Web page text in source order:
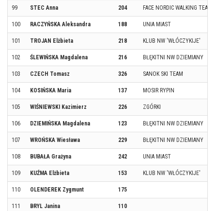
99 STEC Anna 204 FACE NORDIC WALKING TEAM
100 RACZYŃSKA Aleksandra 188 UNIA MIAST
101 TROJAN Elżbieta 218 KLUB NW 'WŁÓCZYKIJE'
102 ŚLEWIŃSKA Magdalena 216 BŁĘKITNI NW DZIEMIANY
103 CZECH Tomasz 326 SANOK SKI TEAM
104 KOSIŃSKA Maria 137 MOSIR RYPIN
105 WIŚNIEWSKI Kazimierz 226 ZGÓRKI
106 DZIEMIŃSKA Magdalena 123 BŁĘKITNI NW DZIEMIANY
107 WROŃSKA Wiesława 229 BŁĘKITNI NW DZIEMIANY
108 BUBAŁA Grażyna 242 UNIA MIAST
109 KUŹMA Elżbieta 153 KLUB NW 'WŁÓCZYKIJE'
110 OLENDEREK Zygmunt 175
111 BRYL Janina 110